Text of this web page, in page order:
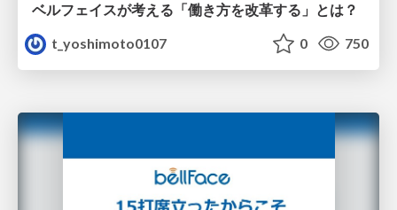
ベルフェイスが考える「働き方を改革する」とは？
t_yoshimoto0107
0 750